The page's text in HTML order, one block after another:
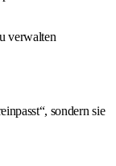
verwalten
sondern sie